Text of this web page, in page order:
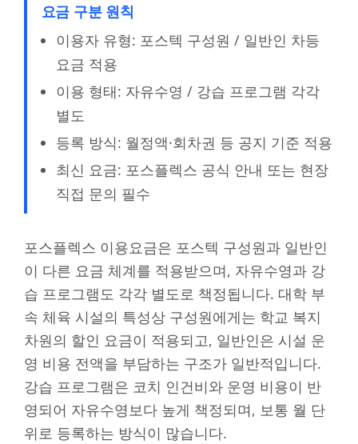
요금 구분 원칙
이용자 유형: 포스텍 구성원 / 일반인 차등
요금 적용
이용 형태: 자유수영 / 강습 프로그램 각각
별도
등록 방식: 월정액·회차권 등 공지 기준 적용
최신 요금: 포스플렉스 공식 안내 또는 현장
직접 문의 필수
포스플렉스 이용요금은 포스텍 구성원과 일반인
이 다른 요금 체계를 적용받으며, 자유수영과 강
습 프로그램도 각각 별도로 책정됩니다. 대학 부
속 체육 시설의 특성상 구성원에게는 학교 복지
차원의 할인 요금이 적용되고, 일반인은 시설 운
영 비용 전액을 부담하는 구조가 일반적입니다.
강습 프로그램은 코치 인건비와 운영 비용이 반
영되어 자유수영보다 높게 책정되며, 보통 월 단
위로 등록하는 방식이 많습니다.